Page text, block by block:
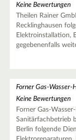
Keine Bewertungen
Theilen Rainer
Recklinghausen
Elektroinstallation,
gegebenenfalls
Forner Gas-Wasser-
Keine Bewertungen
Forner Gas-
Sanitärfachbetrieb
Berlin folgende